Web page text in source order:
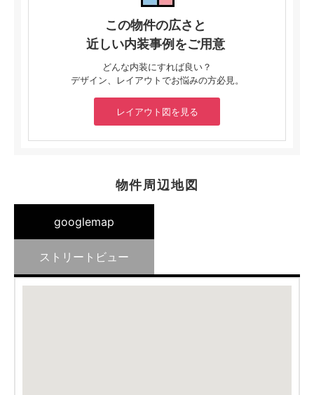
この物件の広さと
近しい内装事例をご用意
どんな内装にすれば良い？
デザイン、レイアウトでお悩みの方必見。
レイアウト図を見る
物件周辺地図
googlemap
ストリートビュー